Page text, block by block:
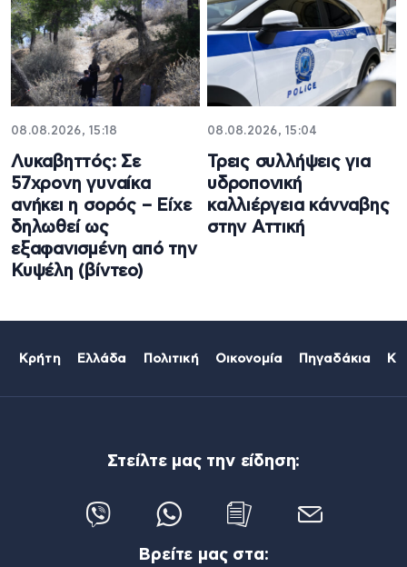
08.08.2026, 15:18
Λυκαβηττός: Σε
57χρονη γυναίκα
ανήκει η σορός – Είχε
δηλωθεί ως
εξαφανισμένη από την
Κυψέλη (βίντεο)
08.08.2026, 15:04
Τρεις συλλήψεις για
υδροπονική
καλλιέργεια κάνναβης
στην Αττική
Κρήτη Ελλάδα Πολιτική Οικονομία Πηγαδάκια
Στείλτε μας την είδηση:
Βρείτε μας στα: